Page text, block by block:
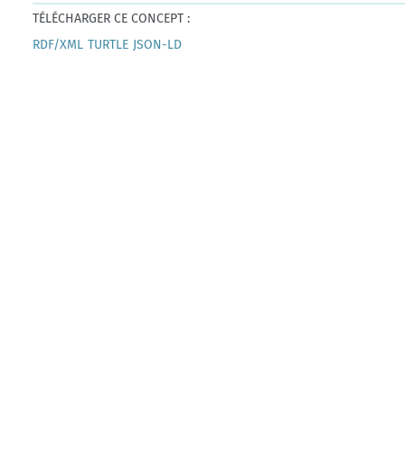
TÉLÉCHARGER CE CONCEPT :
RDF/XML TURTLE JSON-LD